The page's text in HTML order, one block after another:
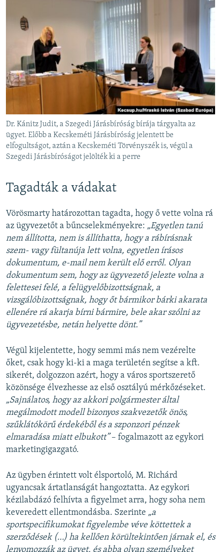
Dr. Kánitz Judit, a Szegedi Járásbíróság bírája tárgyalta az
ügyet. Előbb a Kecskeméti Járásbíróság jelentett be
elfogultságot, aztán a Kecskeméti Törvényszék is, végül a
Szegedi Járásbíróságot jelölték ki a perre
Tagadták a vádakat
Vörösmarty határozottan tagadta, hogy ő vette volna rá
az ügyvezetőt a bűncselekményekre: „Egyetlen tanú
nem állította, nem is állíthatta, hogy a rábírásnak
szem- vagy fültanúja lett volna, egyetlen írásos
dokumentum, e-mail nem került elő erről. Olyan
dokumentum sem, hogy az ügyvezető jelezte volna a
felettesei felé, a felügyelőbizottságnak, a
vizsgálóbizottságnak, hogy őt bármikor bárki akarata
ellenére rá akarja bírni bármire, bele akar szólni az
ügyvezetésbe, netán helyette dönt.”
Végül kijelentette, hogy semmi más nem vezérelte
őket, csak hogy ki-ki a maga területén segítse a kft.
sikerét, dolgozzon azért, hogy a város sportszerető
közönsége élvezhesse az első osztályú mérkőzéseket.
„Sajnálatos, hogy az akkori polgármester által
megálmodott modell bizonyos szakvezetők önös,
szűklátókörű érdekéből és a szponzori pénzek
elmaradása miatt elbukott”– fogalmazott az egykori
marketingigazgató.
Az ügyben érintett volt élsportoló, M. Richárd
ugyancsak ártatlanságát hangoztatta. Az egykori
kézilabdázó felhívta a figyelmet arra, hogy soha nem
keveredett ellentmondásba. Szerinte „a
sportspecifikumokat figyelembe véve köttettek a
szerződések (…) ha kellően körültekintően járnak el, és
lenyomozzák az ügyet, és abba olyan személyeket